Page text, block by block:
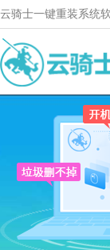
云骑士一键重装系统